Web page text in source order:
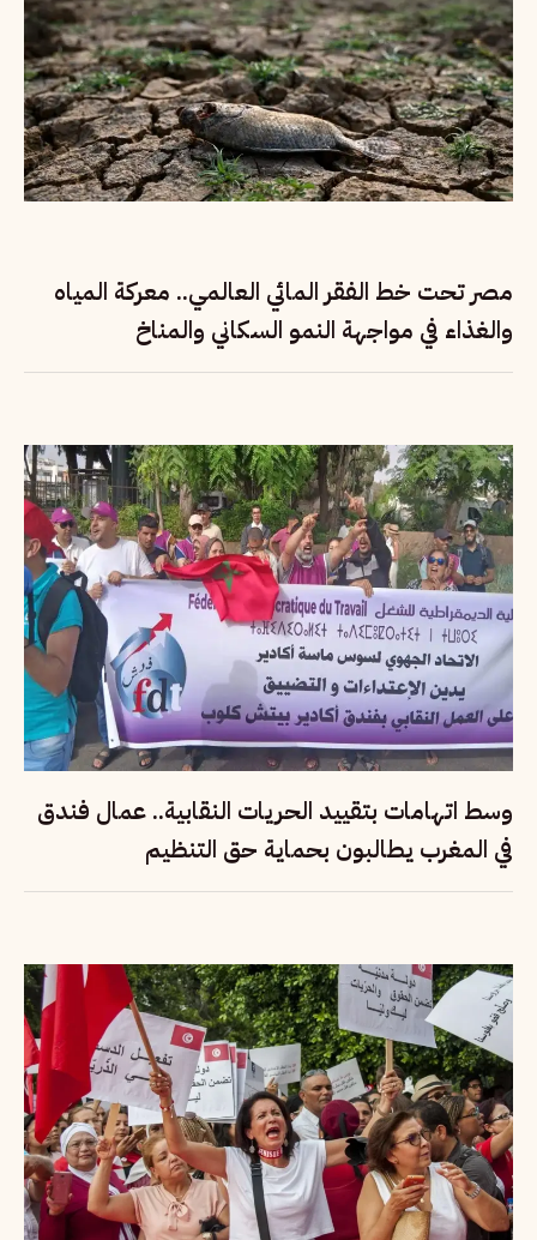
مصر تحت خط الفقر المائي العالمي.. معركة المياه
والغذاء في مواجهة النمو السكاني والمناخ
وسط اتهامات بتقييد الحريات النقابية.. عمال فندق
في المغرب يطالبون بحماية حق التنظيم